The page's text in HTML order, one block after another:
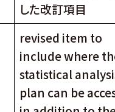
した改訂項目
revised item to
include where
statistical
plan can be